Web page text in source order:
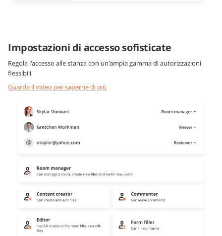
Impostazioni di accesso sofisticate
Regola l'accesso alle stanza con un'ampia gamma di autorizzazioni
flessibili
Guarda il video per saperne di più